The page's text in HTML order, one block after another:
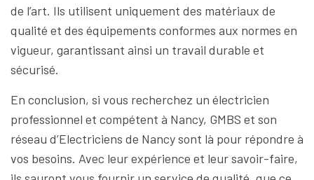
de l’art. Ils utilisent uniquement des matériaux de
qualité et des équipements conformes aux normes en
vigueur, garantissant ainsi un travail durable et
sécurisé.
En conclusion, si vous recherchez un électricien
professionnel et compétent à Nancy, GMBS et son
réseau d’Electriciens de Nancy sont là pour répondre à
vos besoins. Avec leur expérience et leur savoir-faire,